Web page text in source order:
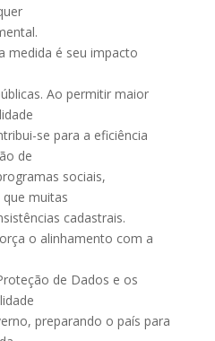
medida é seu impacto
Ao permitir maior
se para a eficiência
de
sociais,
que muitas
cadastrais.
o alinhamento com a
de Dados e os
preparando o país para